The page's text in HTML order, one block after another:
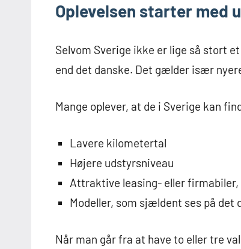
Oplevelsen starter med
Selvom Sverige ikke er lige så stort
end det danske. Det gælder især
Mange oplever, at de i Sverige kan
Lavere kilometertal
Højere udstyrsniveau
Attraktive leasing- eller
Modeller, som sjældent ses på det
Når man går fra at have to eller tre